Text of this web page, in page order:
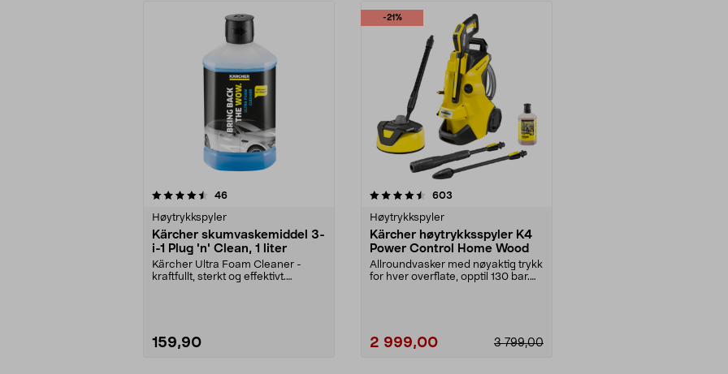
46anmeldelser
Høytrykkspyler
Kärcher skumvaskemiddel 3-
i-1 Plug 'n' Clean, 1 liter
Kärcher Ultra Foam Cleaner -
kraftfullt, sterkt og effektivt.
159,90
-21%
4.5av 5 stjerner 603
Høytrykkspyler
Kärcher høytrykksspyler K4
Power Control Home Wood
Allroundvasker med nøyaktig trykk
for hver overflate, opptil 130 bar.
3 799,00
2 999,00